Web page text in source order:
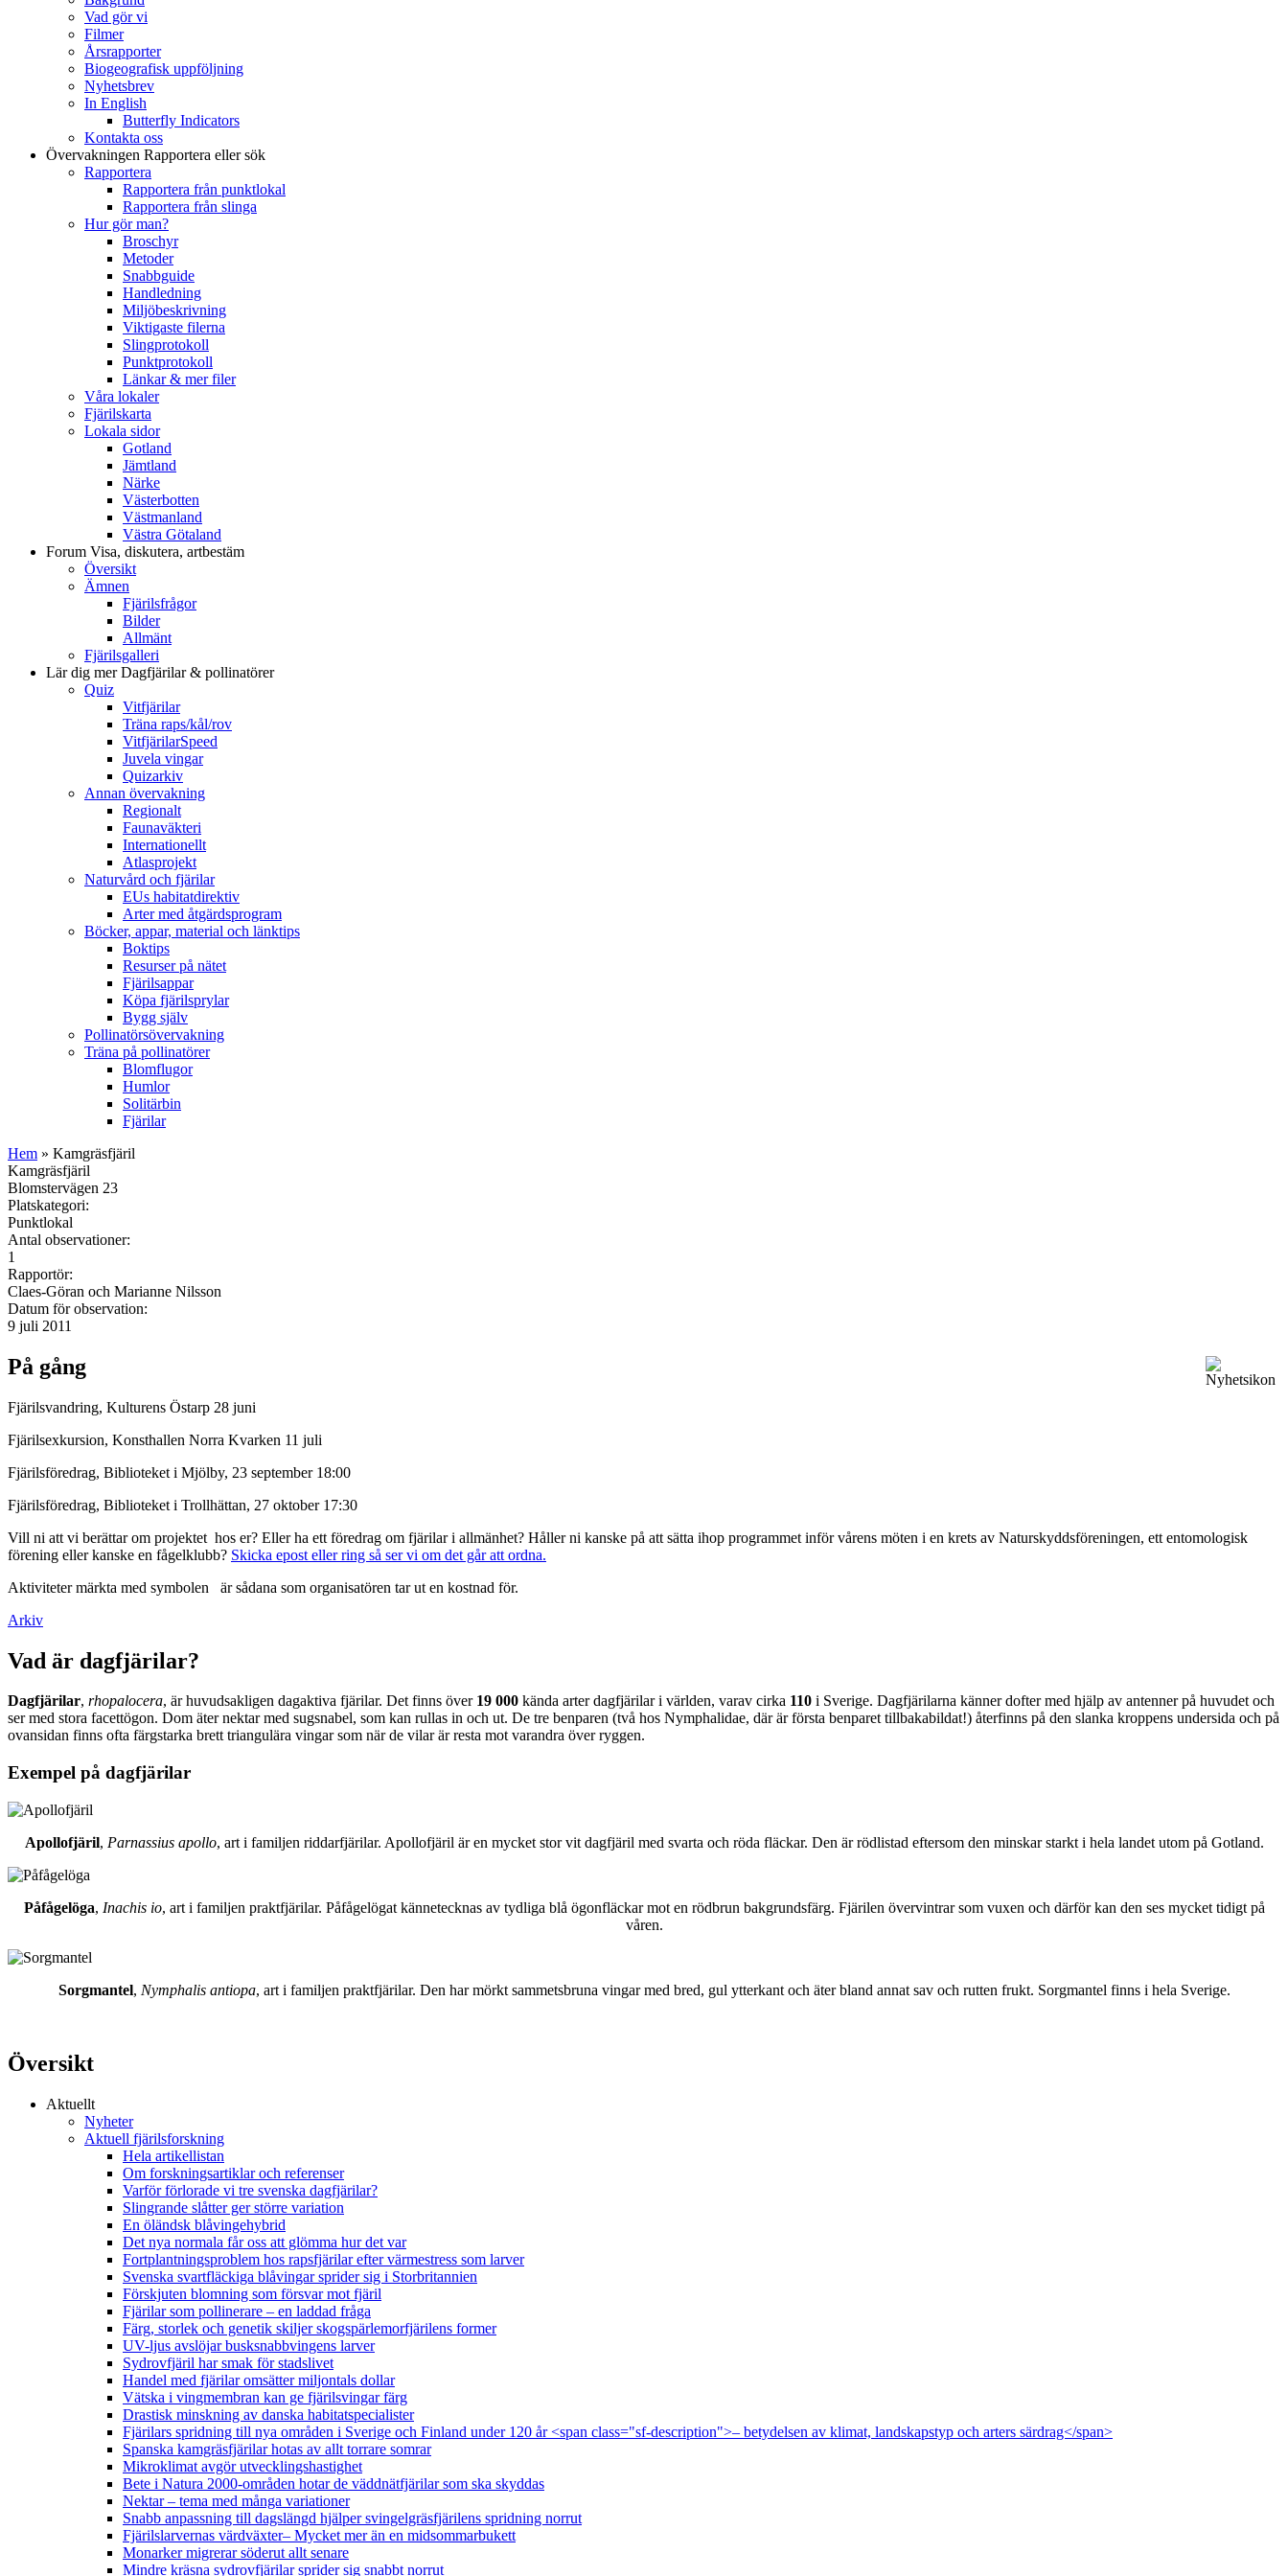
Vad gör vi
Filmer
Årsrapporter
Biogeografisk uppföljning
Nyhetsbrev
In English
Butterfly Indicators
Kontakta oss
Övervakningen Rapportera eller sök
Rapportera
Rapportera från punktlokal
Rapportera från slinga
Hur gör man?
Broschyr
Metoder
Snabbguide
Handledning
Miljöbeskrivning
Viktigaste filerna
Slingprotokoll
Punktprotokoll
Länkar & mer filer
Våra lokaler
Fjärilskarta
Lokala sidor
Gotland
Jämtland
Närke
Västerbotten
Västmanland
Västra Götaland
Forum Visa, diskutera, artbestäm
Översikt
Ämnen
Fjärilsfrågor
Bilder
Allmänt
Fjärilsgalleri
Lär dig merDagfjärilar & pollinatörer
Quiz
Vitfjärilar
Träna raps/kål/rov
VitfjärilarSpeed
Juvela vingar
Quizarkiv
Annan övervakning
Regionalt
Faunaväkteri
Internationellt
Atlasprojekt
Naturvård och fjärilar
EUs habitatdirektiv
Arter med åtgärdsprogram
Böcker, appar, material och länktips
Boktips
Resurser på nätet
Fjärilsappar
Köpa fjärilsprylar
Bygg själv
Pollinatörsövervakning
Träna på pollinatörer
Blomflugor
Humlor
Solitärbin
Fjärilar
Hem » Kamgräsfjäril
Kamgräsfjäril
Blomstervägen 23
Platskategori:
Punktlokal
Antal observationer:
1
Rapportör:
Claes-Göran och Marianne Nilsson
Datum för observation:
9 juli 2011
På gång
Fjärilsvandring, Kulturens Östarp 28 juni
Fjärilsexkursion, Konsthallen Norra Kvarken 11 juli
Fjärilsföredrag, Biblioteket i Mjölby, 23 september 18:00
Fjärilsföredrag, Biblioteket i Trollhättan, 27 oktober 17:30
Vill ni att vi berättar om projektet hos er? Eller ha ett föredrag om fjärilar i allmänhet? Håller ni kanske på att sätta ihop programmet inför vårens möten i en krets av Naturskyddsföreningen, ett entomologisk
förening eller kanske en fågelklubb? Skicka epost eller ring så ser vi om det går att ordna.
Aktiviteter märkta med symbolen
är sådana som organisatören tar ut en kostnad för.
Arkiv
Vad är dagfjärilar?
Dagfjärilar, rhopalocera, är huvudsakligen dagaktiva fjärilar. Det finns över 19 000 kända arter dagfjärilar i världen, varav cirka 110 i Sverige. Dagfjärilarna känner dofter med hjälp av antenner på huvudet och
ser med stora facettögon. Dom äter nektar med sugsnabel, som kan rullas in och ut. De tre benparen (två hos Nymphalidae, där är första benparet tillbakabildat!) återfinns på den slanka kroppens undersida och på
ovansidan finns ofta färgstarka brett triangulära vingar som när de vilar är resta mot varandra över ryggen.
Exempel på dagfjärilar
Apollofjäril, Parnassius apollo, art i familjen riddarfjärilar. Apollofjäril är en mycket stor vit dagfjäril med svarta och röda fläckar. Den är rödlistad eftersom den minskar starkt i hela landet utom på Gotland.
Påfågelöga, Inachis io, art i familjen praktfjärilar. Påfågelögat kännetecknas av tydliga blå ögonfläckar mot en rödbrun bakgrundsfärg. Fjärilen övervintrar som vuxen och därför kan den ses mycket tidigt på
våren.
Sorgmantel, Nymphalis antiopa, art i familjen praktfjärilar. Den har mörkt sammetsbruna vingar med bred, gul ytterkant och äter bland annat sav och rutten frukt. Sorgmantel finns i hela Sverige.
Översikt
Aktuellt
Nyheter
Aktuell fjärilsforskning
Hela artikellistan
Om forskningsartiklar och referenser
Varför förlorade vi tre svenska dagfjärilar?
Slingrande slåtter ger större variation
En öländsk blåvingehybrid
Det nya normala får oss att glömma hur det var
Fortplantningsproblem hos rapsfjärilar efter värmestress som larver
Svenska svartfläckiga blåvingar sprider sig i Storbritannien
Förskjuten blomning som försvar mot fjäril
Fjärilar som pollinerare – en laddad fråga
Färg, storlek och genetik skiljer skogspärlemorfjärilens former
UV-ljus avslöjar busksnabbvingens larver
Sydrovfjäril har smak för stadslivet
Handel med fjärilar omsätter miljontals dollar
Vätska i vingmembran kan ge fjärilsvingar färg
Drastisk minskning av danska habitatspecialister
Fjärilars spridning till nya områden i Sverige och Finland under 120 år <span class="sf-description">– betydelsen av klimat, landskapstyp och arters särdrag</span>
Spanska kamgräsfjärilar hotas av allt torrare somrar
Mikroklimat avgör utvecklingshastighet
Bete i Natura 2000-områden hotar de väddnätfjärilar som ska skyddas
Nektar – tema med många variationer
Snabb anpassning till dagslängd hjälper svingelgräsfjärilens spridning norrut
Fjärilslarvernas värdväxter– Mycket mer än en midsommarbukett
Monarker migrerar söderut allt senare
Mindre kräsna sydrovfjärilar sprider sig snabbt norrut